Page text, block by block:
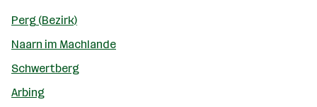
Perg (Bezirk)
Naarn im Machlande
Schwertberg
Arbing